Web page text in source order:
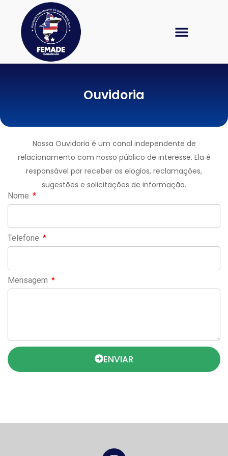
Ouvidoria
Nossa Ouvidoria é um canal independente de
relacionamento com nosso público de interesse. Ela é
responsável por receber os elogios, reclamações,
sugestões e solicitações de informação.
Nome
Telefone
Mensagem
ENVIAR